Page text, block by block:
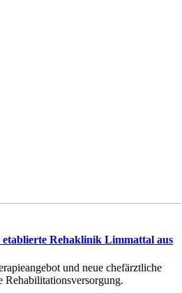
Rehaklinik Limmattal aus
und neue chefärztliche
Rehabilitationsversorgung.